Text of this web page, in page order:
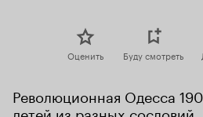
Оценить Буду смотреть
Революционная Одесса
детей из разных сословий.